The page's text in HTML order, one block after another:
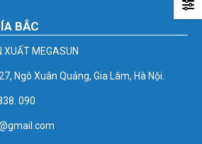
BẮC
XUẤT MEGASUN
Ngô Xuân Quảng, Gia Lâm, Hà Nội.
090